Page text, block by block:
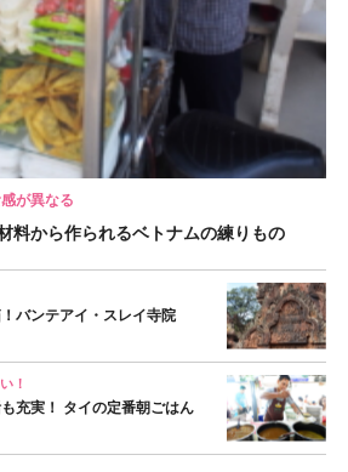
が異なる
料から作られるベトナムの練りもの
バンテアイ・スレイ寺院
！
充実！ タイの定番朝ごはん